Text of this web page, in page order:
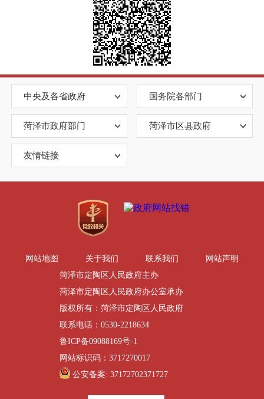
中央及各省政府 国务院各部门
菏泽市政府部门 菏泽市区县政府
友情链接
网站地图 关于我们 联系我们
网站声明
菏泽市定陶区人民政府主办
菏泽市定陶区人民政府办公室承办
版权所有：菏泽市定陶区人民政府
联系电话：0530-2218634
鲁ICP备09088169号-1
网站标识码：3717270017
公安备案: 37172702371727